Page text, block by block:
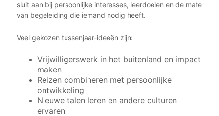
sluit aan bij persoonlijke interesses, leerdoelen en de mate
van begeleiding die iemand nodig heeft.
Veel gekozen tussenjaar-ideeën zijn:
Vrijwilligerswerk in het buitenland en impact
maken
Reizen combineren met persoonlijke
ontwikkeling
Nieuwe talen leren en andere culturen
ervaren